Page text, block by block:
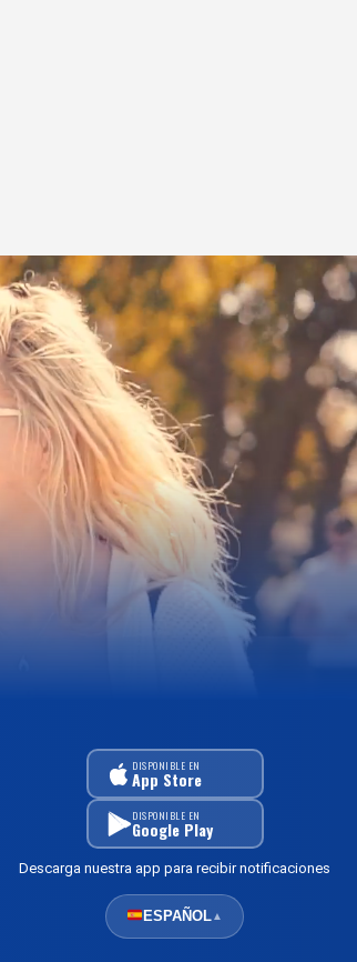
DISPONIBLE EN
App Store
DISPONIBLE EN
Google Play
Descarga nuestra app para recibir notificaciones
ESPAÑOL▲